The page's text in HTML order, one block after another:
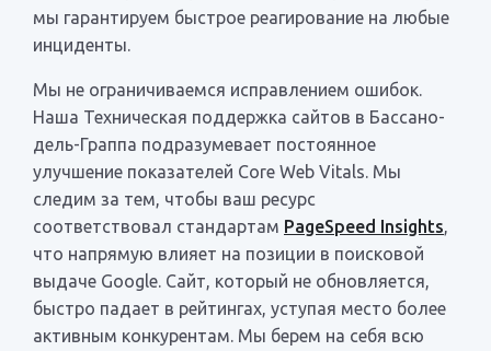
мы гарантируем быстрое реагирование на любые
инциденты.
Мы не ограничиваемся исправлением ошибок.
Наша Техническая поддержка сайтов в Бассано-
дель-Граппа подразумевает постоянное
улучшение показателей Core Web Vitals. Мы
следим за тем, чтобы ваш ресурс
соответствовал стандартам PageSpeed Insights,
что напрямую влияет на позиции в поисковой
выдаче Google. Сайт, который не обновляется,
быстро падает в рейтингах, уступая место более
активным конкурентам. Мы берем на себя всю